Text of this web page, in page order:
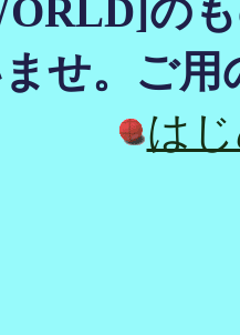
の
せ。ご用
は